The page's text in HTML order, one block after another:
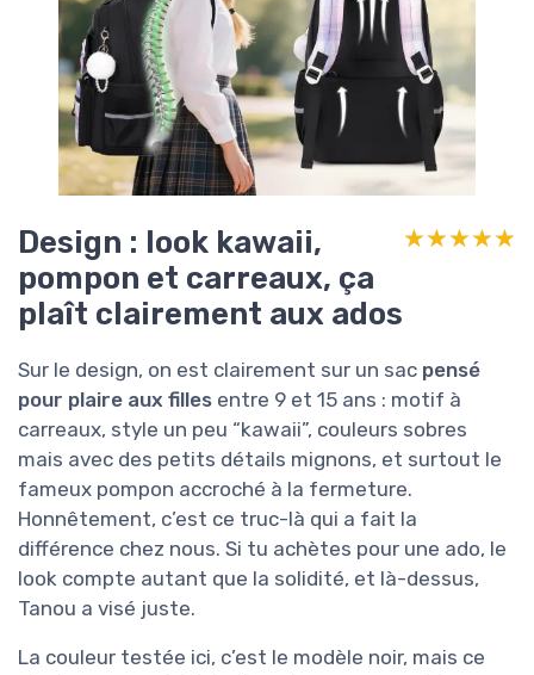
Design : look kawaii,
pompon et carreaux, ça
plaît clairement aux ados
★★★★★
★★★★★
Sur le design, on est clairement sur un sac pensé
pour plaire aux filles entre 9 et 15 ans : motif à
carreaux, style un peu “kawaii”, couleurs sobres
mais avec des petits détails mignons, et surtout le
fameux pompon accroché à la fermeture.
Honnêtement, c’est ce truc-là qui a fait la
différence chez nous. Si tu achètes pour une ado, le
look compte autant que la solidité, et là-dessus,
Tanou a visé juste.
La couleur testée ici, c’est le modèle noir, mais ce